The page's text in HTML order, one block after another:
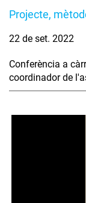
Projecte,
22 de set. 2022
Conferència a
coordinador de